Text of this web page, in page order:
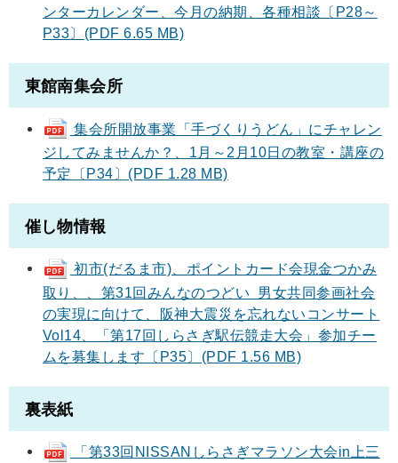
ンターカレンダー、今月の納期、各種相談〔P28～
P33〕(PDF 6.65 MB)
東館南集会所
集会所開放事業「手づくりうどん」にチャレン
ジしてみませんか？、1月～2月10日の教室・講座の
予定〔P34〕(PDF 1.28 MB)
催し物情報
初市(だるま市)、ポイントカード会現金つかみ
取り、、第31回みんなのつどい 男女共同参画社会
の実現に向けて、阪神大震災を忘れないコンサート
Vol14、「第17回しらさぎ駅伝競走大会」参加チー
ムを募集します〔P35〕(PDF 1.56 MB)
裏表紙
「第33回NISSANしらさぎマラソン大会in上三